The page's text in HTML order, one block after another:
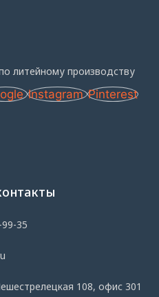
литейному производству
Instagram Pinterest
35
108, офис 301